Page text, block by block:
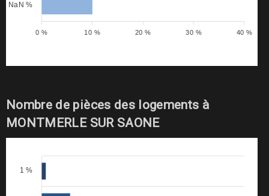
NaN %
40 %
30 %
20 %
10 %
0 %
Nombre de pièces des logements à
MONTMERLE SUR SAONE
1 %